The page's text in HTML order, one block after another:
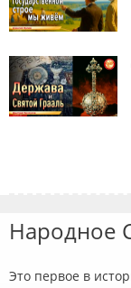
Народное
Это первое в